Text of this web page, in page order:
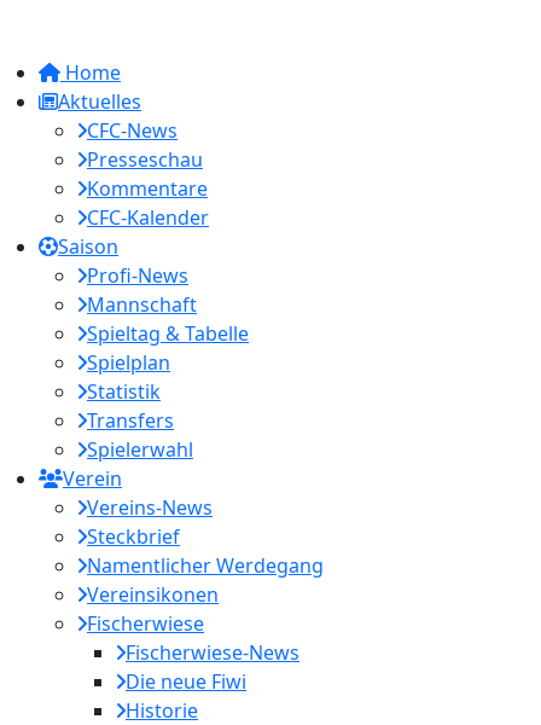
Home
Aktuelles
CFC-News
Presseschau
Kommentare
CFC-Kalender
Saison
Profi-News
Mannschaft
Spieltag & Tabelle
Spielplan
Statistik
Transfers
Spielerwahl
Verein
Vereins-News
Steckbrief
Namentlicher Werdegang
Vereinsikonen
Fischerwiese
Fischerwiese-News
Die neue Fiwi
Historie